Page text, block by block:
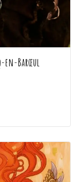
en-Barœul